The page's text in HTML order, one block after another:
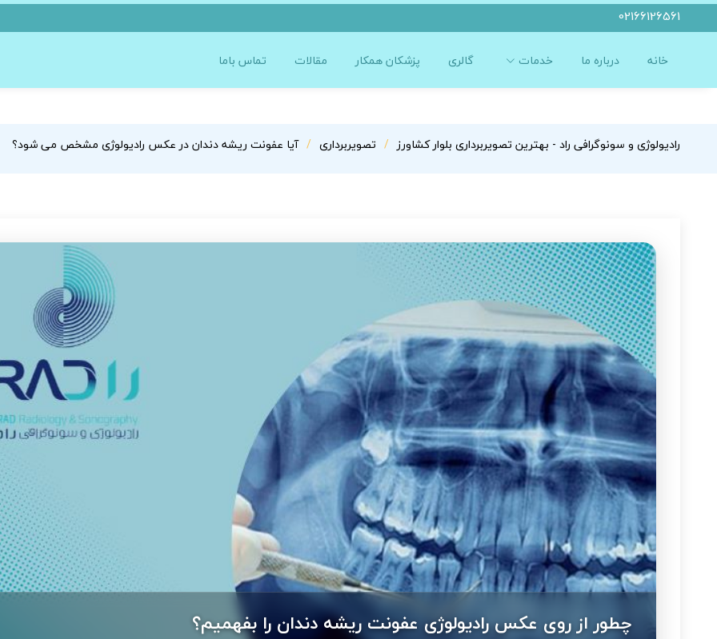
02166126561
خانه درباره ما خدمات گالری پزشکان همکار مقالات تماس باما
رادیولوژی و سونوگرافی راد - بهترین تصویربرداری بلوار کشاورز تصویربرداری آیا عفونت ریشه دندان در عکس رادیولوژی مشخص می شود؟
چطور از روی عکس رادیولوژی عفونت ریشه دندان را بفهمیم؟